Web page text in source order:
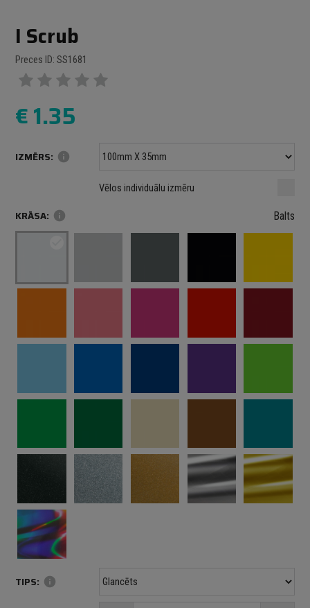
I Scrub
Preces ID: SS1681
€1.35
IZMĒRS: info
mm mm
Maksimālais izmērs: 1000 mm
Vēlos individuālu izmēru
KRĀSA: info Balts
TIPS: info